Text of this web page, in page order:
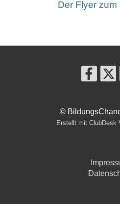
Der Flyer zum
©
Erstellt mit ClubDesk